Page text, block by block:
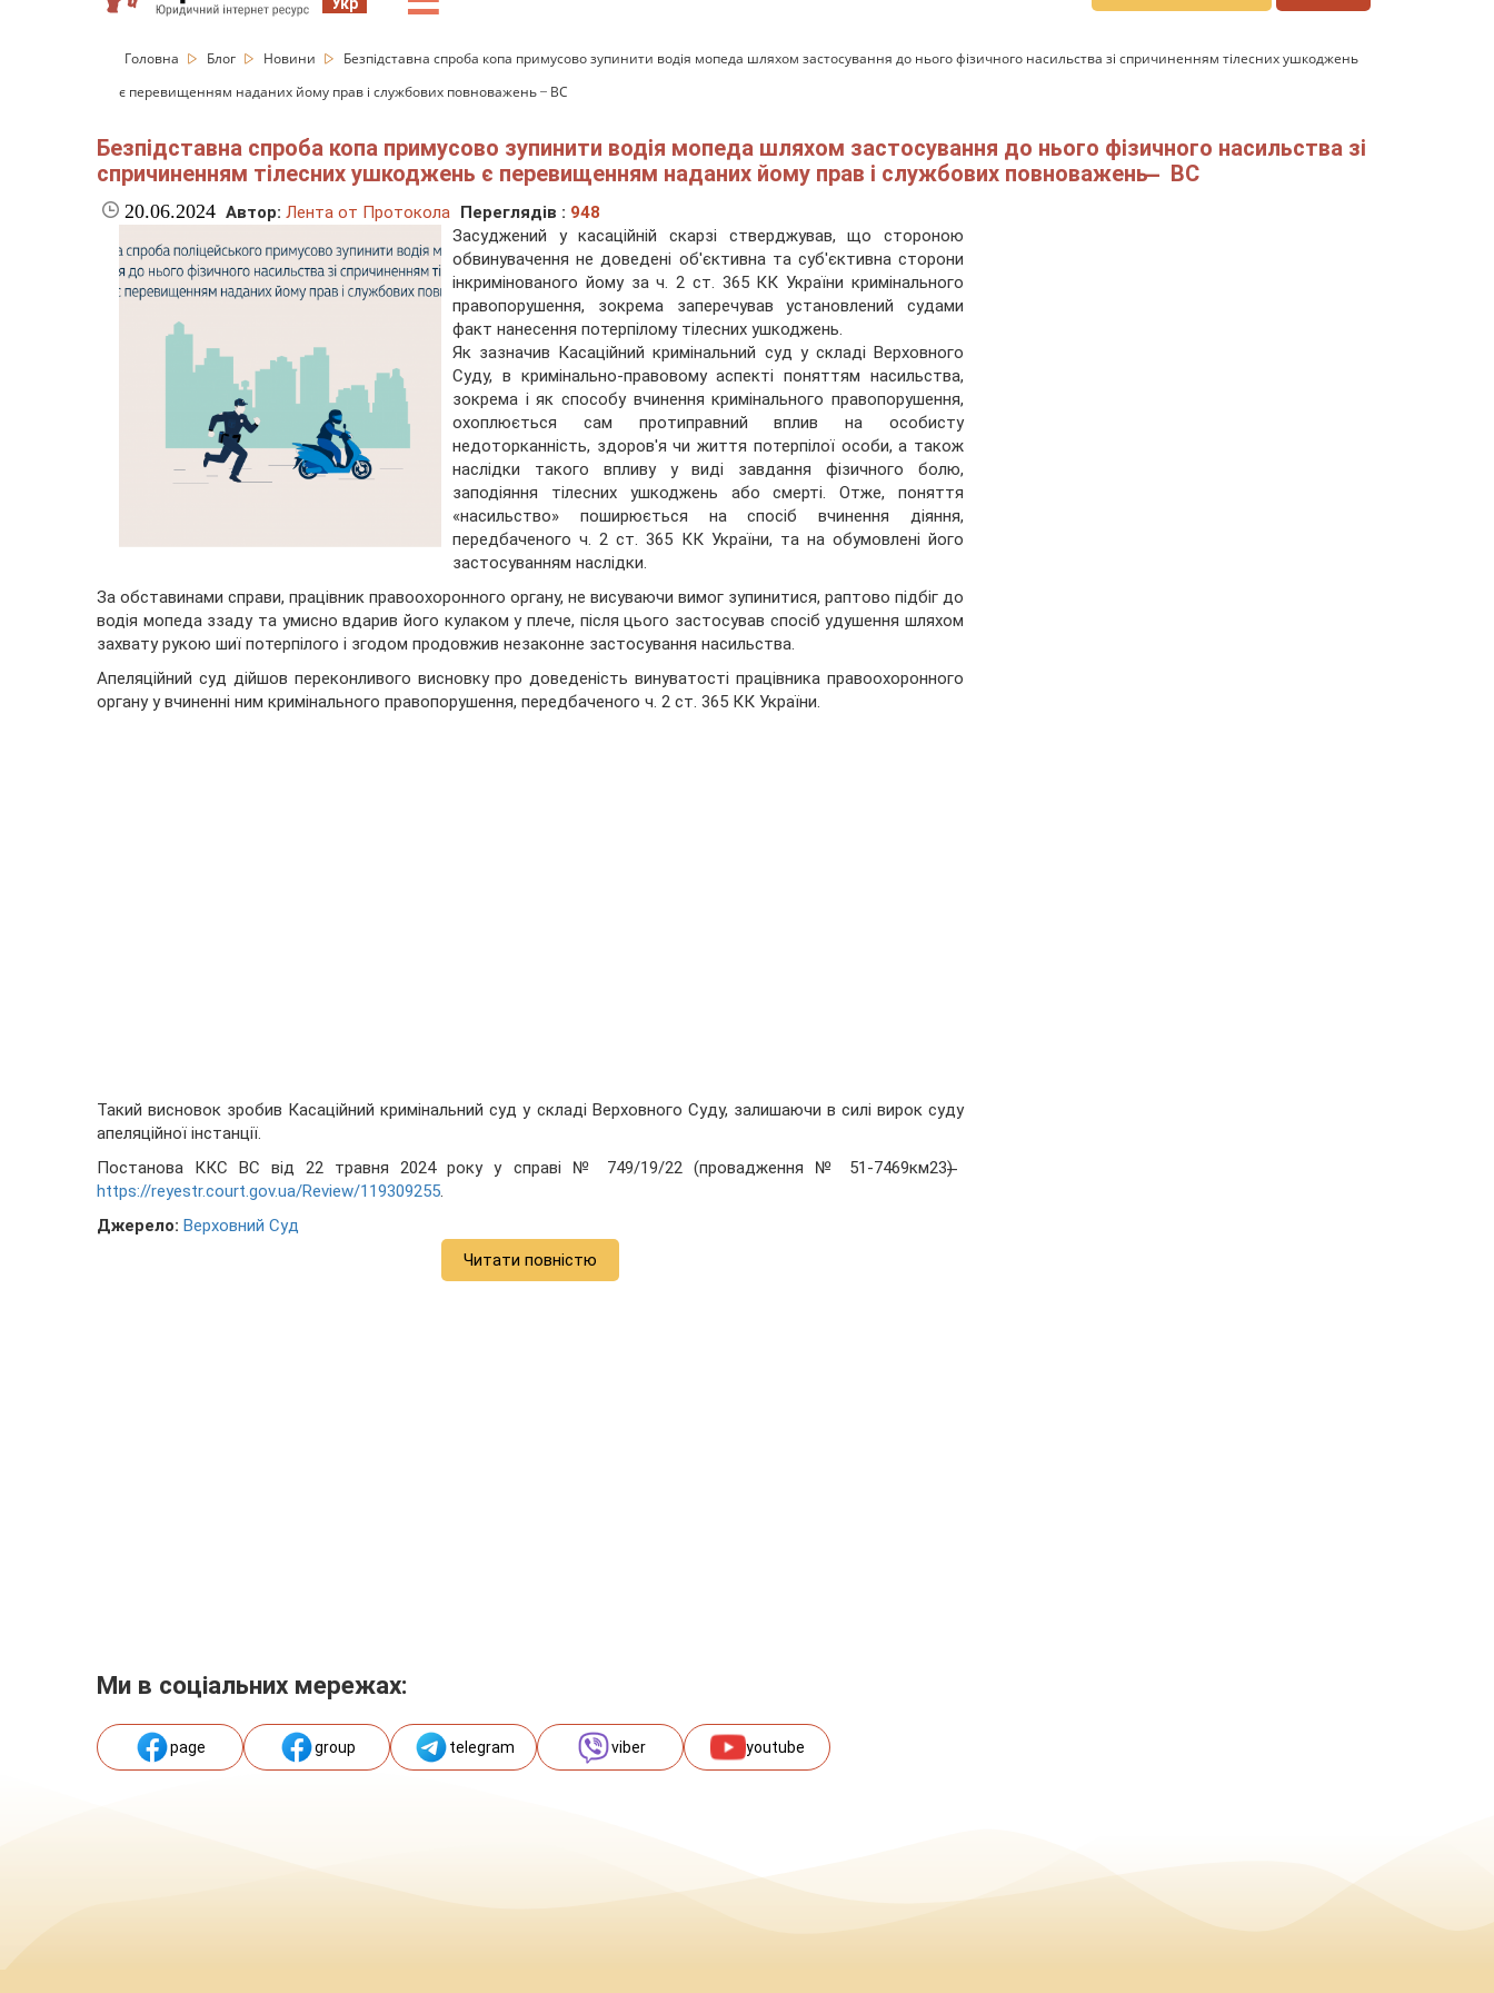
Головна Блог Новини
Безпідставна спроба копа примусово зупинити водія мопеда шляхом застосування до нього фізичного насильства зі спричиненням тілесних ушкоджень
є перевищенням наданих йому прав і службових повноважень ̶ ВС
Безпідставна спроба копа примусово зупинити водія мопеда шляхом застосування до нього фізичного насильства зі
спричиненням тілесних ушкоджень є перевищенням наданих йому прав і службових повноважень ̶ ВС
20.06.2024 Автор: Лента от Протокола Переглядів : 948
Засуджений у касаційній скарзі стверджував, що стороною
обвинувачення не доведені об'єктивна та суб'єктивна сторони
інкримінованого йому за ч. 2 ст. 365 КК України кримінального
правопорушення, зокрема заперечував установлений судами
факт нанесення потерпілому тілесних ушкоджень.
Як зазначив Касаційний кримінальний суд у складі Верховного
Суду, в кримінально-правовому аспекті поняттям насильства,
зокрема і як способу вчинення кримінального правопорушення,
охоплюється сам протиправний вплив на особисту
недоторканність, здоров'я чи життя потерпілої особи, а також
наслідки такого впливу у виді завдання фізичного болю,
заподіяння тілесних ушкоджень або смерті. Отже, поняття
«насильство» поширюється на спосіб вчинення діяння,
передбаченого ч. 2 ст. 365 КК України, та на обумовлені його
застосуванням наслідки.
За обставинами справи, працівник правоохоронного органу, не висуваючи вимог зупинитися, раптово підбіг до
водія мопеда ззаду та умисно вдарив його кулаком у плече, після цього застосував спосіб удушення шляхом
захвату рукою шиї потерпілого і згодом продовжив незаконне застосування насильства.
Апеляційний суд дійшов переконливого висновку про доведеність винуватості працівника правоохоронного
органу у вчиненні ним кримінального правопорушення, передбаченого ч. 2 ст. 365 КК України.
Такий висновок зробив Касаційний кримінальний суд у складі Верховного Суду, залишаючи в силі вирок суду
апеляційної інстанції.
Постанова ККС ВС від 22 травня 2024 року у справі № 749/19/22 (провадження № 51-7469км23) ̶
https://reyestr.court.gov.ua/Review/119309255.
Джерело: Верховний Суд
Читати повністю
Ми в соціальних мережах:
page group telegram viber youtube